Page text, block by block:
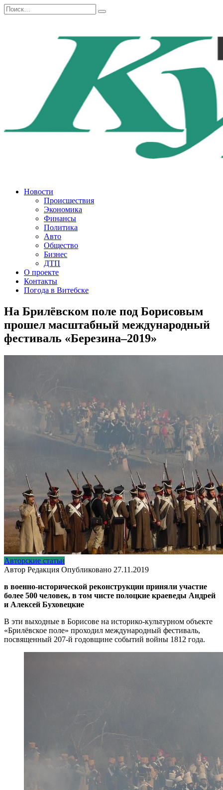
Перейти
к
Search
for:
Новости
Происшествия
Экономика
Финансы
Политика
Авто
Общество
Бизнес
ДТП
О проекте
Контакты
Погода в Витебске
На Брилёвском поле под Борисовым
прошел масштабный международный
фестиваль «Березина–2019»
Авторские статьи
Автор Редакция Опубликовано 27.11.2019
в военно-исторической реконструкции приняли участие
более 500 человек, в том чисте полоцкие краеведы Андрей
и Алексей Буховецкие
В эти выходные в Борисове на историко-культурном объекте
«Брилёвское поле» проходил международный фестиваль,
посвященный 207-й годовщине событий войны 1812 года.